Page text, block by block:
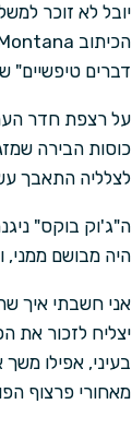
יובל לא זוכר
דברים טיפשיים"
על רצפת חדר
כוסות הבירה
לצלליה התאבך
ה"ג'וק בוקס"
היה מבושם ממני,
אני חשבתי איך
יצליח לזכור את
בעיני, אפילו
מאחורי פרצוף